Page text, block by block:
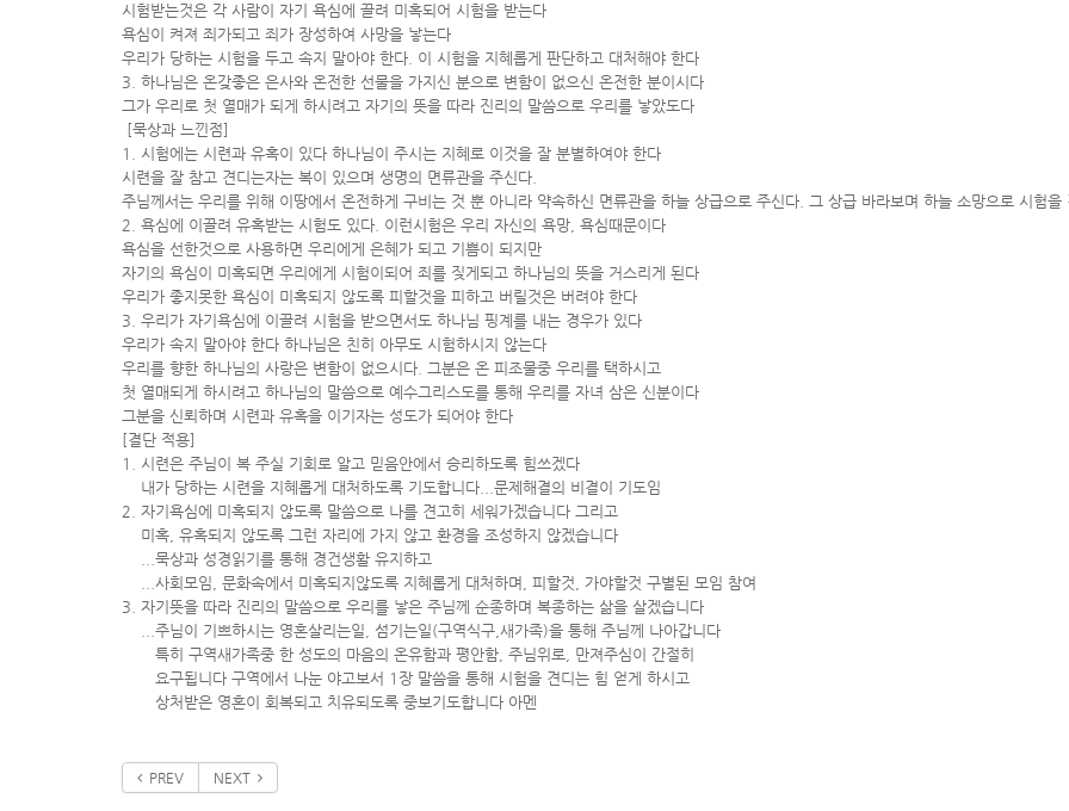
시험받는것은 각 사람이 자기 욕심에 끌려 미혹되어 시험을 받는다
욕심이 켜져 죄가되고 죄가 장성하여 사망을 낳는다
우리가 당하는 시험을 두고 속지 말아야 한다. 이 시험을 지혜롭게 판단하고 대처해야 한다
3. 하나님은 온갖좋은 은사와 온전한 선물을 가지신 분으로 변함이 없으신 온전한 분이시다
그가 우리로 첫 열매가 되게 하시려고 자기의 뜻을 따라 진리의 말씀으로 우리를 낳았도다
[묵상과 느낀점]
1. 시험에는 시련과 유혹이 있다 하나님이 주시는 지혜로 이것을 잘 분별하여야 한다
시련을 잘 참고 견디는자는 복이 있으며 생명의 면류관을 주신다.
주님께서는 우리를 위해 이땅에서 온전하게 구비는 것 뿐 아니라 약속하신 면류관을 하늘 상급으로 주신다. 그 상급 바라보며 하늘 소망으로 시험을
2. 욕심에 이끌려 유혹받는 시험도 있다. 이런시험은 우리 자신의 욕망, 욕심때문이다
욕심을 선한것으로 사용하면 우리에게 은혜가 되고 기쁨이 되지만
자기의 욕심이 미혹되면 우리에게 시험이되어 죄를 짖게되고 하나님의 뜻을 거스리게 된다
우리가 좋지못한 욕심이 미혹되지 않도록 피할것을 피하고 버릴것은 버려야 한다
3. 우리가 자기욕심에 이끌려 시험을 받으면서도 하나님 핑계를 내는 경우가 있다
우리가 속지 말아야 한다 하나님은 친히 아무도 시험하시지 않는다
우리를 향한 하나님의 사랑은 변함이 없으시다. 그분은 온 피조물중 우리를 택하시고
첫 열매되게 하시려고 하나님의 말씀으로 예수그리스도를 통해 우리를 자녀 삼은 신분이다
그분을 신뢰하며 시련과 유혹을 이기자는 성도가 되어야 한다
[결단 적용]
1. 시련은 주님이 복 주실 기회로 알고 믿음안에서 승리하도록 힘쓰겠다
내가 당하는 시련을 지혜롭게 대처하도록 기도합니다...문제해결의 비결이 기도임
2. 자기욕심에 미혹되지 않도록 말씀으로 나를 견고히 세워가겠습니다 그리고
미혹, 유혹되지 않도록 그런 자리에 가지 않고 환경을 조성하지 않겠습니다
...묵상과 성경읽기를 통해 경건생활 유지하고
...사회모임, 문화속에서 미혹되지않도록 지혜롭게 대처하며, 피할것, 가야할것 구별된 모임 참여
3. 자기뜻을 따라 진리의 말씀으로 우리를 낳은 주님께 순종하며 복종하는 삶을 살겠습니다
...주님이 기쁘하시는 영혼살리는일, 섬기는일(구역식구,새가족)을 통해 주님께 나아갑니다
특히 구역새가족중 한 성도의 마음의 온유함과 평안함, 주님위로, 만져주심이 간절히
요구됩니다 구역에서 나눈 야고보서 1장 말씀을 통해 시험을 견디는 힘 얻게 하시고
상처받은 영혼이 회복되고 치유되도록 중보기도합니다 아멘
PREV NEXT